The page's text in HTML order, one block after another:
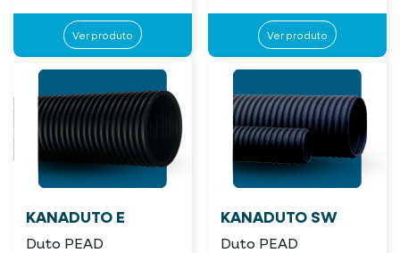
Ver produto Ver produto
KANADUTO E
Duto PEAD
KANADUTO SW
Duto PEAD